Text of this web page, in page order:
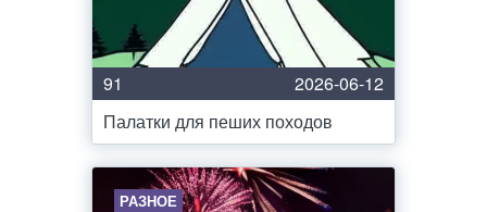
91
2026-06-12
Палатки для пеших походов
РАЗНОЕ